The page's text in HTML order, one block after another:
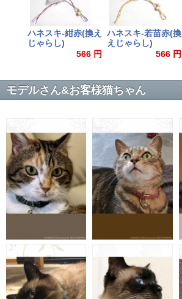
ハネスキ-紺赤(換え
じゃらし)
566 円
ハネスキ-若苗赤(換
えじゃらし)
566 円
モデルさん&お客様猫ちゃん